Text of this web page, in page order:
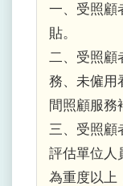
一、受照顧
貼。
二、受照顧
務、未僱用
間照顧服務
三、受照顧
評估單位人
為重度以上